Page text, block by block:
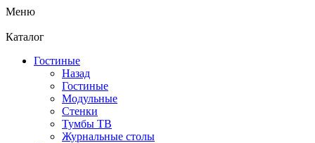
Меню
Каталог
Гостиные
Назад
Гостиные
Модульные
Стенки
Тумбы ТВ
Журнальные столы